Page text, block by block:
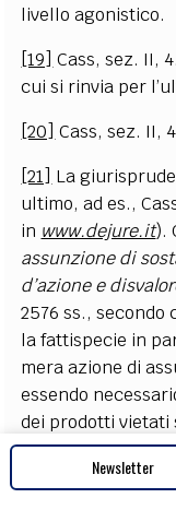
livello agonistico.
[19] Cass, sez. II,
cui si rinvia per
[20] Cass, sez. II,
[21] La
ultimo, ad es.,
in www.dejure.it).
assunzione di
d’azione e
2576 ss.,
la fattispecie in
mera azione di
essendo
dei prodotti vietati
quelle reazioni
l'intrinsecaNewsletter